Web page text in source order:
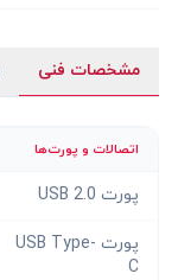
مشخصات فنی
اتصالات و پورت‌ها
پورت USB 2.0
پورت USB Type-
C